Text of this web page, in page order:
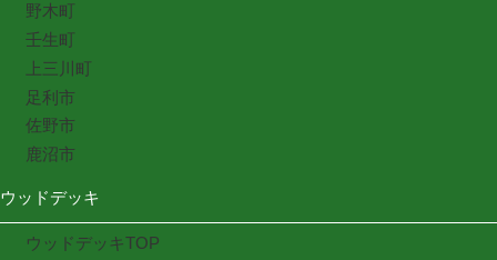
野木町
壬生町
上三川町
足利市
佐野市
鹿沼市
ウッドデッキ
ウッドデッキTOP